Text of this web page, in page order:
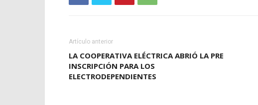
Artículo anterior
LA COOPERATIVA ELÉCTRICA ABRIÓ LA PRE
INSCRIPCIÓN PARA LOS
ELECTRODEPENDIENTES